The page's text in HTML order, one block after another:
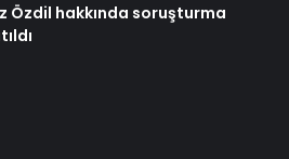
Özdil hakkında soruşturma